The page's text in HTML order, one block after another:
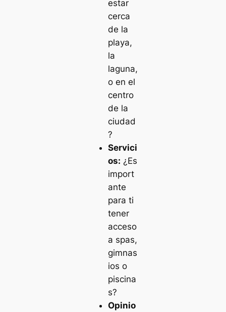
estar
cerca
de la
playa,
la
laguna,
o en el
centro
de la
ciudad
?
Servici
os: ¿Es
import
ante
para ti
tener
acceso
a spas,
gimnas
ios o
piscina
s?
Opinio